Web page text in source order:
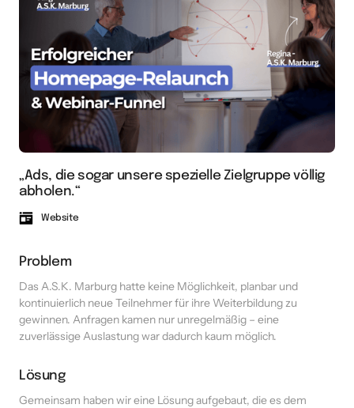
„Ads, die sogar unsere spezielle Zielgruppe völlig
abholen.“
Website
Problem
Das A.S.K. Marburg hatte keine Möglichkeit, planbar und
kontinuierlich neue Teilnehmer für ihre Weiterbildung zu
gewinnen. Anfragen kamen nur unregelmäßig – eine
zuverlässige Auslastung war dadurch kaum möglich.
Lösung
Gemeinsam haben wir eine Lösung aufgebaut, die es dem